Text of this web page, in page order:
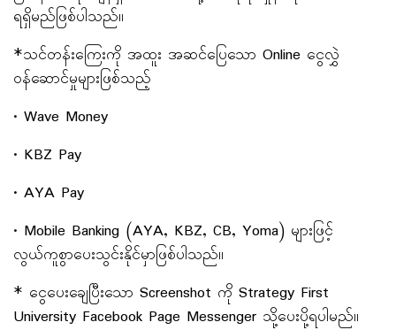
ရရှိမည်ဖြစ်ပါသည်။
*သင်တန်းကြေးကို အထူး အဆင်ပြေသော Online ငွေလွှဲ
ဝန်ဆောင်မှုများဖြစ်သည့်
• Wave Money
• KBZ Pay
• AYA Pay
• Mobile Banking (AYA, KBZ, CB, Yoma) များဖြင့်
လွယ်ကူစွာပေးသွင်းနိုင်မှာဖြစ်ပါသည်။
* ငွေပေးချေပြီးသော Screenshot ကို Strategy First
University Facebook Page Messenger သို့ပေးပို့ရပါမည်။